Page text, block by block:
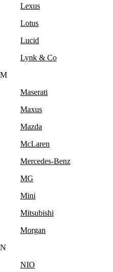
Lexus
Lotus
Lucid
Lynk & Co
M
Maserati
Maxus
Mazda
McLaren
Mercedes-Benz
MG
Mini
Mitsubishi
Morgan
N
NIO